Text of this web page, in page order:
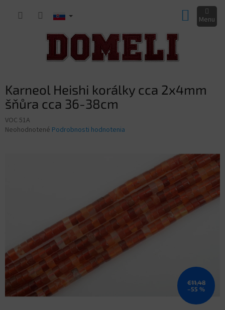
KOŠÍK
Karneol Heishi korálky cca 2x4mm
šňůra cca 36-38cm
VOC 51A
Priemerné
Neohodnotené Podrobnosti hodnotenia
€11,48
–55 %